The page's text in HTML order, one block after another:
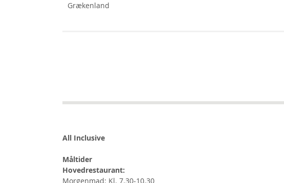
Grækenland
All Inclusive
Måltider
Hovedrestaurant:
Morgenmad: Kl. 7.30-10.30